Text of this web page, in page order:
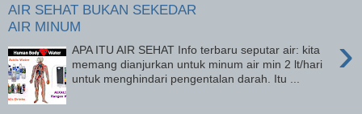
AIR SEHAT BUKAN SEKEDAR
AIR MINUM
›
APA ITU AIR SEHAT Info terbaru seputar air: kita
memang dianjurkan untuk minum air min 2 lt/hari
untuk menghindari pengentalan darah. Itu ...